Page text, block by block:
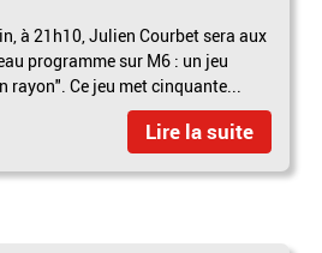
à 21h10, Julien Courbet sera aux
programme sur M6 : un jeu
rayon". Ce jeu met cinquante...
Lire la suite